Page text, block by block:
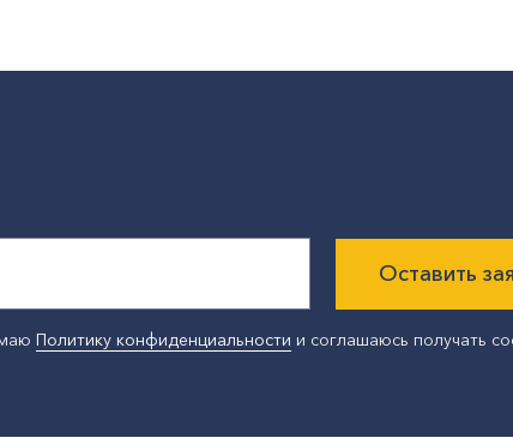
Оставить
Политику конфиденциальности и соглашаюсь получать